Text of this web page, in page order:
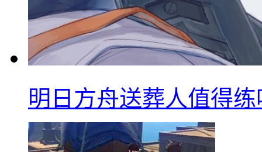
明日方舟送葬人值得